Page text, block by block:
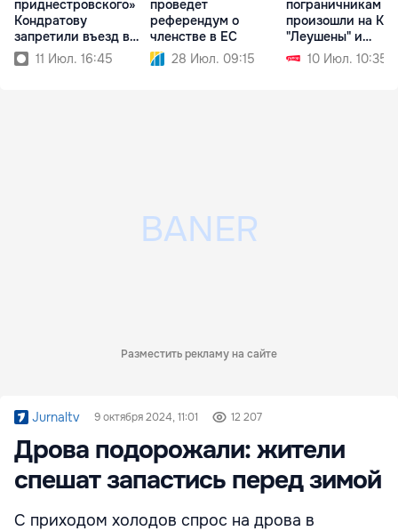
приднестровского»
Кондратову
запретили въезд в
Армению
11 Июл. 16:45
проведет
референдум о
членстве в ЕС
28 Июл. 09:15
пограничникам
произошли на
"Леушены" и
"Паланка"
10 Июл. 10:35
Разместить рекламу на сайте
Jurnaltv 9 октября 2024, 11:01 12 207
Дрова подорожали: жители
спешат запастись перед зимой
С приходом холодов спрос на дрова в